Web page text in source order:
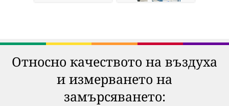
Относно качеството на въздуха
и измерването на
замърсяването: